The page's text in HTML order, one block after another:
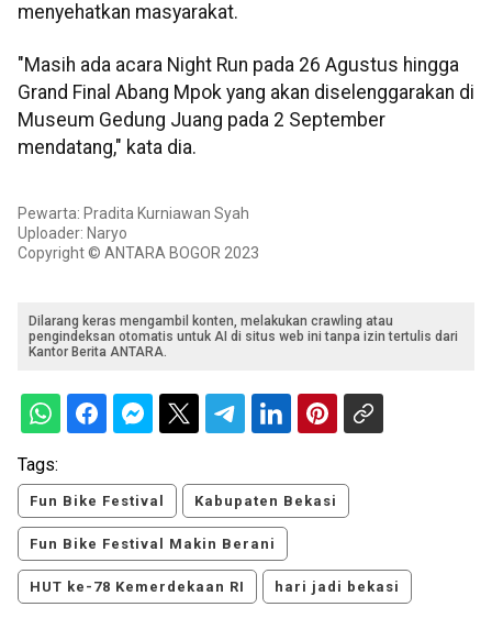
menyehatkan masyarakat.
"Masih ada acara Night Run pada 26 Agustus hingga
Grand Final Abang Mpok yang akan diselenggarakan di
Museum Gedung Juang pada 2 September
mendatang," kata dia.
Pewarta: Pradita Kurniawan Syah
Uploader: Naryo
Copyright © ANTARA BOGOR 2023
Dilarang keras mengambil konten, melakukan crawling atau
pengindeksan otomatis untuk AI di situs web ini tanpa izin tertulis dari
Kantor Berita ANTARA.
Tags:
Fun Bike Festival Kabupaten Bekasi
Fun Bike Festival Makin Berani
HUT ke-78 Kemerdekaan RI hari jadi bekasi